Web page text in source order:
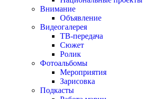
Внимание
Объявление
Видеогалерея
ТВ-передача
Сюжет
Ролик
Фотоальбомы
Мероприятия
Зарисовка
Подкасты